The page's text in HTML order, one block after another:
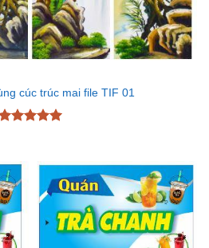
cúc trúc mai file TIF 01